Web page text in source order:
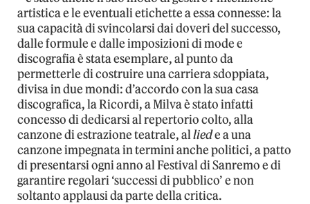
artistica e le eventuali etichette a essa connesse: la
sua capacità di svincolarsi dai doveri del successo,
dalle formule e dalle imposizioni di mode e
discografia è stata esemplare, al punto da
permetterle di costruire una carriera sdoppiata,
divisa in due mondi: d’accordo con la sua casa
discografica, la Ricordi, a Milva è stato infatti
concesso di dedicarsi al repertorio colto, alla
canzone di estrazione teatrale, alliede a una
canzone impegnata in termini anche politici, a patto
di presentarsi ogni anno al Festival di Sanremo e di
garantire regolari ‘successi di pubblico’ e non
soltanto applausi da parte della critica.